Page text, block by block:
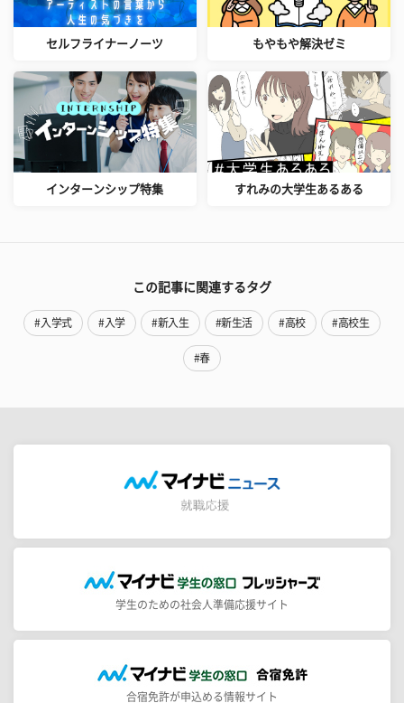
セルフライナーノーツ もやもや解決ゼミ
インターンシップ特集 すれみの大学生あるある
この記事に関連するタグ
#入学式 #入学 #新入生 #新生活 #高校 #高校生
#春
学生のための社会人準備応援サイト
合宿免許が申込める情報サイト